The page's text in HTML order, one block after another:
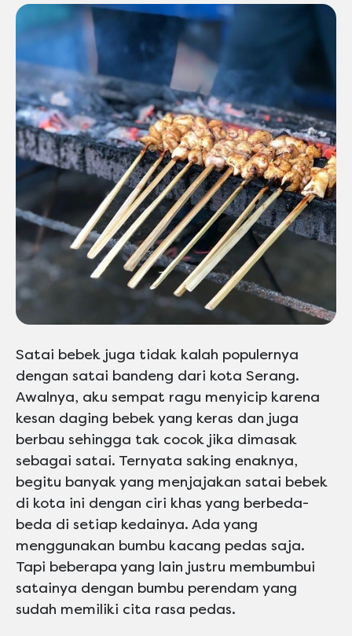
Satai bebek juga tidak kalah populernya
dengan satai bandeng dari kota Serang.
Awalnya, aku sempat ragu menyicip karena
kesan daging bebek yang keras dan juga
berbau sehingga tak cocok jika dimasak
sebagai satai. Ternyata saking enaknya,
begitu banyak yang menjajakan satai bebek
di kota ini dengan ciri khas yang berbeda-
beda di setiap kedainya. Ada yang
menggunakan bumbu kacang pedas saja.
Tapi beberapa yang lain justru membumbui
satainya dengan bumbu perendam yang
sudah memiliki cita rasa pedas.